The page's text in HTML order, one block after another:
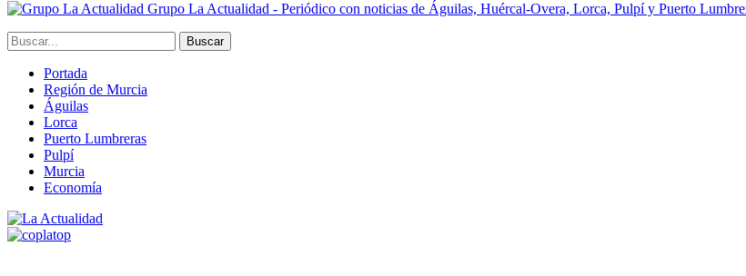
Grupo La Actualidad - Periódico con noticias de Águilas, Huércal-Overa, Lorca, Pulpí y Puerto
Portada
Región de Murcia
Águilas
Lorca
Puerto Lumbreras
Pulpí
Murcia
Economía